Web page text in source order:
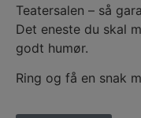
Teatersalen – så
Det eneste du skal
godt humør.
Ring og få en snak